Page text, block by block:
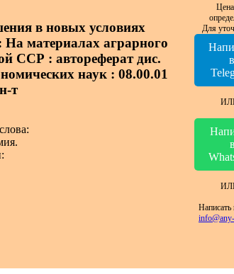
в новых условиях
На материалах аграрного
ССР : автореферат дис.
наук : 08.00.01
т
Для
в
в
Написать